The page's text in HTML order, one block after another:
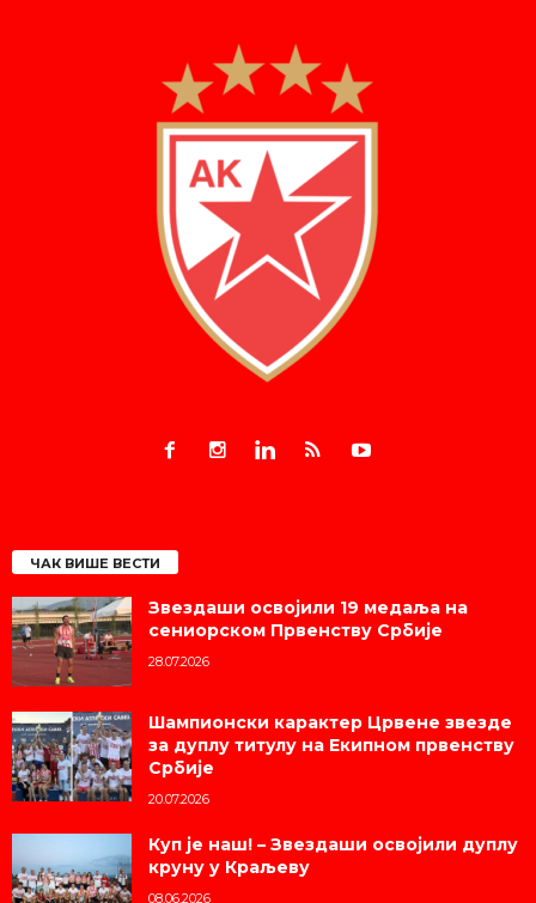
ЧАК ВИШЕ ВЕСТИ
Звездаши освојили 19 медаља на
сениорском Првенству Србије
28.07.2026
Шампионски карактер Црвене звезде
за дуплу титулу на Екипном првенству
Србије
20.07.2026
Куп је наш! – Звездаши освојили дуплу
круну у Краљеву
08.06.2026